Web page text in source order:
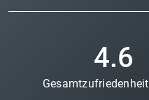
4.6
Gesamtzufriedenheit